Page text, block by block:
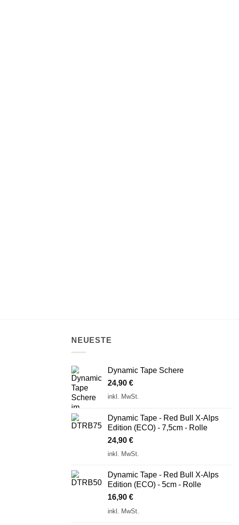
NEUESTE
Dynamic Tape Schere
24,90 €
inkl. MwSt.
Dynamic Tape - Red Bull X-Alps
Edition (ECO) - 7,5cm - Rolle
24,90 €
inkl. MwSt.
Dynamic Tape - Red Bull X-Alps
Edition (ECO) - 5cm - Rolle
16,90 €
inkl. MwSt.